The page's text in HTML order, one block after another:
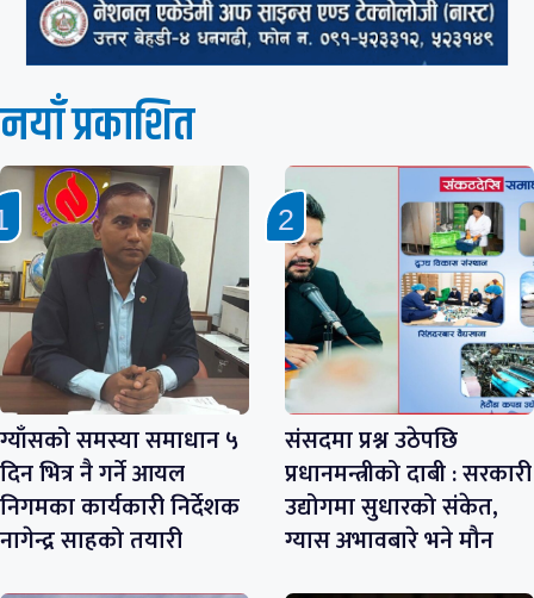
नयाँ प्रकाशित
ग्याँसको समस्या समाधान ५
दिन भित्र नै गर्ने आयल
निगमका कार्यकारी निर्देशक
नागेन्द्र साहको तयारी
संसदमा प्रश्न उठेपछि
प्रधानमन्त्रीको दाबी : सरकारी
उद्योगमा सुधारको संकेत,
ग्यास अभावबारे भने मौन